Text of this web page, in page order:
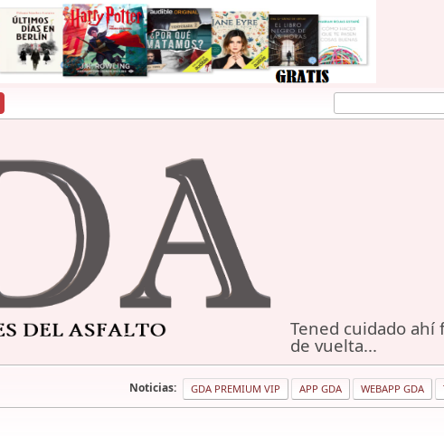
Tened cuidado ahí
de vuelta...
Noticias: GDA PREMIUM VIP APP GDA WEBAPP GDA